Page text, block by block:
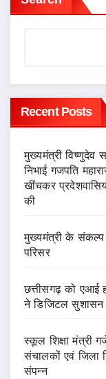
Recent Posts
मुख्यमंत्री विष्णुदेव
निभाई गजपति
खींचकर
की
मुख्यमंत्री के
परिसर
छत्तीसगढ़ को एआई
ने डिजिटल सुशासन
स्कूल शिक्षा मंत्री
संचालकों एवं जिला
संपन्न